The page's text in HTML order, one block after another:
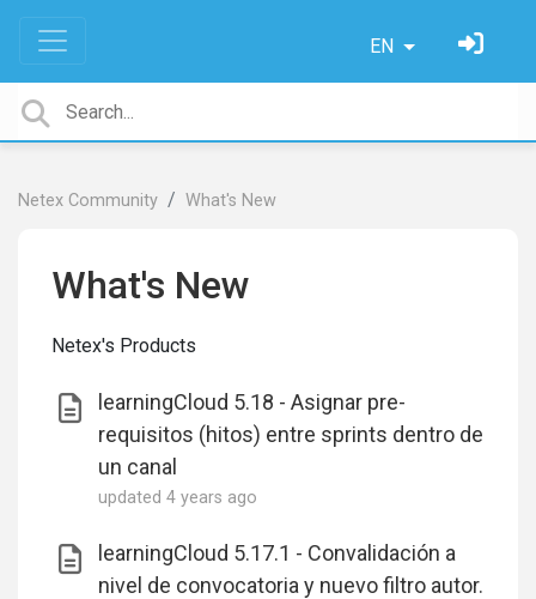
EN
Netex Community What's New
What's New
Netex's Products
learningCloud 5.18 - Asignar pre-
requisitos (hitos) entre sprints dentro de
un canal
updated4 years ago
learningCloud 5.17.1 - Convalidación a
nivel de convocatoria y nuevo filtro autor.